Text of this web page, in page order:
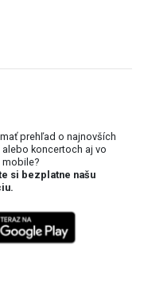
prehľad o najnovších
koncertoch aj vo
mobile?
si bezplatne našu